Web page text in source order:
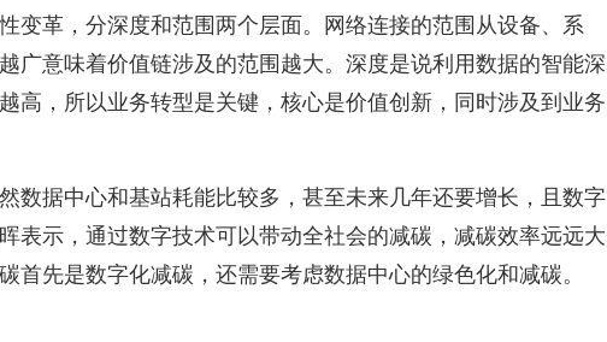
变革，分深度和范围两个层面。网络连接的范围从设备、系
广意味着价值链涉及的范围越大。深度是说利用数据的智能深
高，所以业务转型是关键，核心是价值创新，同时涉及到业务
数据中心和基站耗能比较多，甚至未来几年还要增长，且数字
表示，通过数字技术可以带动全社会的减碳，减碳效率远远大
首先是数字化减碳，还需要考虑数据中心的绿色化和减碳。